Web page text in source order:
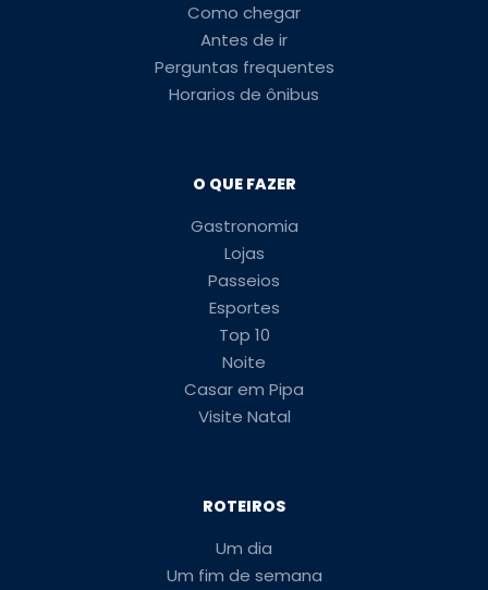
Como chegar
Antes de ir
Perguntas frequentes
Horarios de ônibus
O QUE FAZER
Gastronomia
Lojas
Passeios
Esportes
Top 10
Noite
Casar em Pipa
Visite Natal
ROTEIROS
Um dia
Um fim de semana